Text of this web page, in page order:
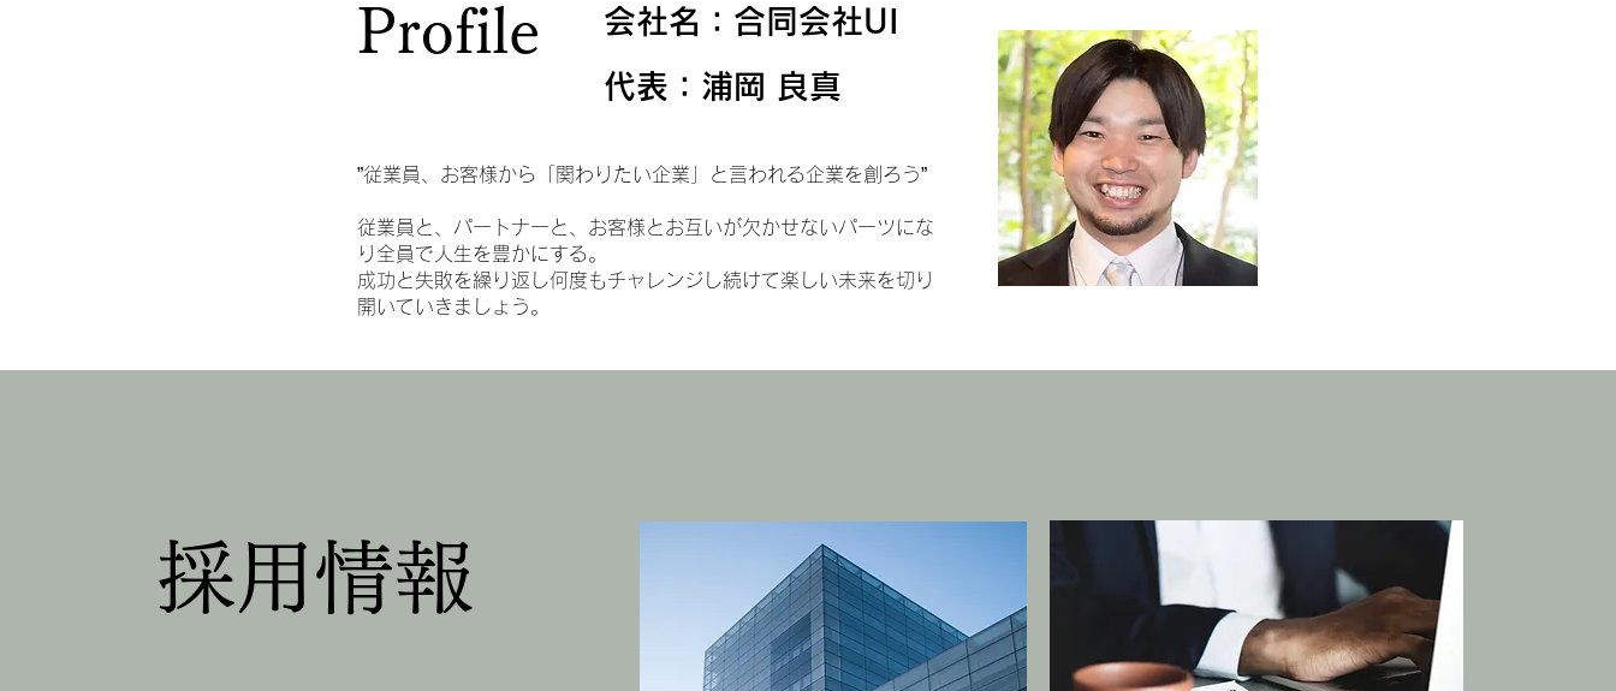
Profile
会社名：合同会社UI
代表：​浦岡 良真​
”従業員、お客様から「関わりたい企業」と言われる企業を創ろう”
従業員と、パートナーと、お客様とお互いが欠かせないパーツにな
り全員で人生を豊かにする。
成功と失敗を繰り返し何度もチャレンジし続けて楽しい未来を切り
開いていきましょう。
​採用情報